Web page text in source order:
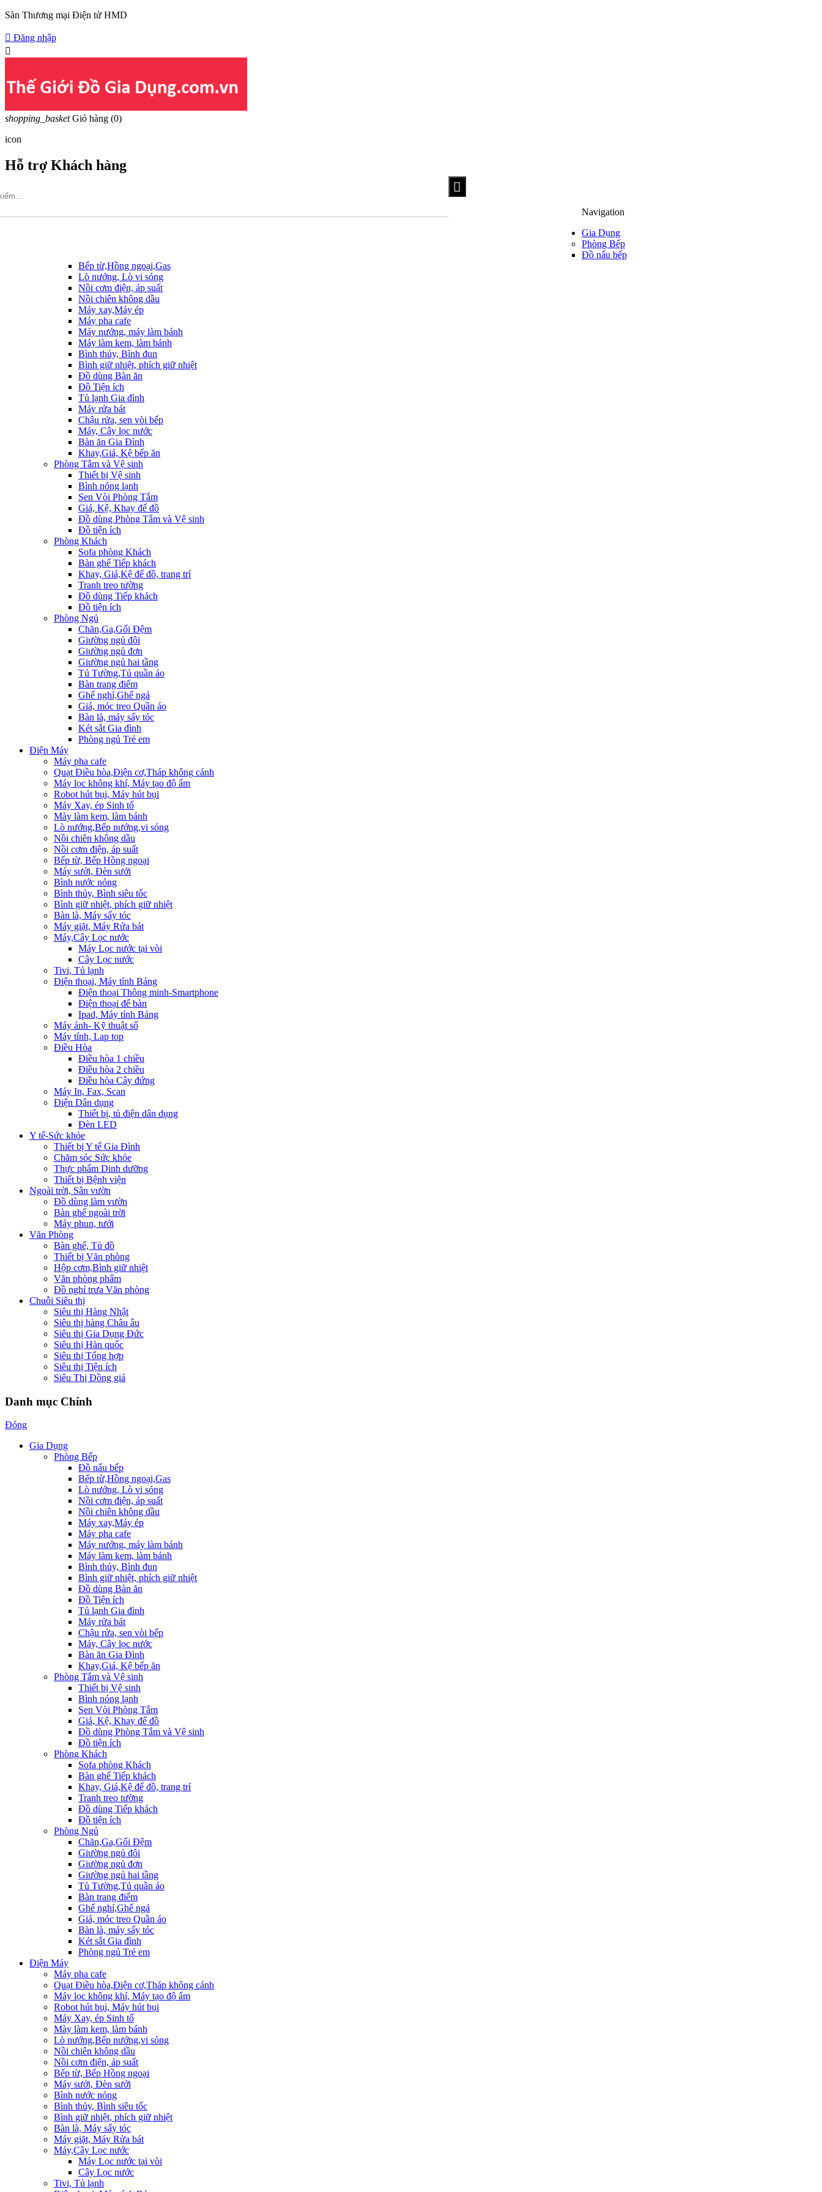
Sàn Thương mại Điện tử HMD
 Đăng nhập

shopping_basket Giỏ hàng (0)
icon
Hỗ trợ Khách hàng
Hotline: 09317.456.44
Navigation
Gia Dụng
Phòng Bếp
Đồ nấu bếp
Bếp từ,Hồng ngoại,Gas
Lò nướng, Lò vi sóng
Nồi cơm điện, áp suất
Nồi chiên không dầu
Máy xay,Máy ép
Máy pha cafe
Máy nướng, máy làm bánh
Máy làm kem, làm bánh
Bình thủy, Bình đun
Bình giữ nhiệt, phích giữ nhiệt
Đồ dùng Bàn ăn
Đồ Tiện ích
Tủ lạnh Gia đình
Máy rửa bát
Chậu rửa, sen vòi bếp
Máy, Cây lọc nước
Bàn ăn Gia Đình
Khay,Giá, Kệ bếp ăn
Phòng Tắm và Vệ sinh
Thiết bị Vệ sinh
Bình nóng lạnh
Sen Vòi Phòng Tắm
Giá, Kệ, Khay để đồ
Đồ dùng Phòng Tắm và Vệ sinh
Đồ tiện ích
Phòng Khách
Sofa phòng Khách
Bàn ghế Tiếp khách
Khay, Giá,Kệ để đồ, trang trí
Tranh treo tường
Đồ dùng Tiếp khách
Đồ tiện ích
Phòng Ngủ
Chăn,Ga,Gối Đệm
Giường ngủ đôi
Giường ngủ đơn
Giường ngủ hai tầng
Tủ Tường,Tủ quần áo
Bàn trang điểm
Ghế nghỉ,Ghế ngả
Giá, móc treo Quần áo
Bàn là, máy sấy tóc
Két sắt Gia đình
Phòng ngủ Trẻ em
Điện Máy
Máy pha cafe
Quạt Điều hòa,Điện cơ,Tháp không cánh
Máy lọc không khí, Máy tạo độ ẩm
Robot hút bụi, Máy hút bụi
Máy Xay, ép Sinh tố
Mày làm kem, làm bánh
Lò nướng,Bếp nướng,vi sóng
Nồi chiên không dầu
Nồi cơm điện, áp suất
Bếp từ, Bếp Hồng ngoại
Máy sưởi, Đèn sưởi
Bình nước nóng
Bình thủy, Bình siêu tốc
Bình giữ nhiệt, phích giữ nhiệt
Bàn là, Máy sấy tóc
Máy giặt, Máy Rửa bát
Máy,Cây Lọc nước
Máy Lọc nước tại vòi
Cây Lọc nước
Tivi, Tủ lạnh
Điện thoại, Máy tính Bảng
Điện thoại Thông minh-Smartphone
Điện thoại để bàn
Ipad, Máy tính Bảng
Máy ảnh- Kỹ thuật số
Máy tính, Lap top
Điều Hòa
Điều hòa 1 chiều
Điều hòa 2 chiều
Điều hòa Cây đứng
Máy In, Fax, Scan
Điện Dân dụng
Thiết bị, tủ điện dân dụng
Đèn LED
Y tế-Sức khỏe
Thiết bị Y tế Gia Đình
Chăm sóc Sức khỏe
Thực phẩm Dinh dưỡng
Thiết bị Bệnh viện
Ngoài trời, Sân vườn
Đồ dùng làm vườn
Bàn ghế ngoài trời
Máy phun, tưới
Văn Phòng
Bàn ghế, Tủ đồ
Thiết bị Văn phòng
Hộp cơm,Bình giữ nhiệt
Văn phòng phẩm
Đồ nghỉ trưa Văn phòng
Chuỗi Siêu thị
Siêu thị Hàng Nhật
Siêu thị hàng Châu âu
Siêu thị Gia Dụng Đức
Siêu thị Hàn quốc
Siêu thị Tổng hợp
Siêu thị Tiện ích
Siêu Thị Đồng giá
Danh mục Chính
Đóng
Gia Dụng
Phòng Bếp
Đồ nấu bếp
Bếp từ,Hồng ngoại,Gas
Lò nướng, Lò vi sóng
Nồi cơm điện, áp suất
Nồi chiên không dầu
Máy xay,Máy ép
Máy pha cafe
Máy nướng, máy làm bánh
Máy làm kem, làm bánh
Bình thủy, Bình đun
Bình giữ nhiệt, phích giữ nhiệt
Đồ dùng Bàn ăn
Đồ Tiện ích
Tủ lạnh Gia đình
Máy rửa bát
Chậu rửa, sen vòi bếp
Máy, Cây lọc nước
Bàn ăn Gia Đình
Khay,Giá, Kệ bếp ăn
Phòng Tắm và Vệ sinh
Thiết bị Vệ sinh
Bình nóng lạnh
Sen Vòi Phòng Tắm
Giá, Kệ, Khay để đồ
Đồ dùng Phòng Tắm và Vệ sinh
Đồ tiện ích
Phòng Khách
Sofa phòng Khách
Bàn ghế Tiếp khách
Khay, Giá,Kệ để đồ, trang trí
Tranh treo tường
Đồ dùng Tiếp khách
Đồ tiện ích
Phòng Ngủ
Chăn,Ga,Gối Đệm
Giường ngủ đôi
Giường ngủ đơn
Giường ngủ hai tầng
Tủ Tường,Tủ quần áo
Bàn trang điểm
Ghế nghỉ,Ghế ngả
Giá, móc treo Quần áo
Bàn là, máy sấy tóc
Két sắt Gia đình
Phòng ngủ Trẻ em
Điện Máy
Máy pha cafe
Quạt Điều hòa,Điện cơ,Tháp không cánh
Máy lọc không khí, Máy tạo độ ẩm
Robot hút bụi, Máy hút bụi
Máy Xay, ép Sinh tố
Mày làm kem, làm bánh
Lò nướng,Bếp nướng,vi sóng
Nồi chiên không dầu
Nồi cơm điện, áp suất
Bếp từ, Bếp Hồng ngoại
Máy sưởi, Đèn sưởi
Bình nước nóng
Bình thủy, Bình siêu tốc
Bình giữ nhiệt, phích giữ nhiệt
Bàn là, Máy sấy tóc
Máy giặt, Máy Rửa bát
Máy,Cây Lọc nước
Máy Lọc nước tại vòi
Cây Lọc nước
Tivi, Tủ lạnh